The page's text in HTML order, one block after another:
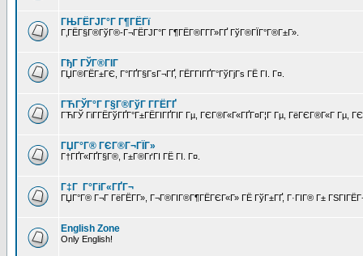
ГЊГЁГЈГ°Г Г¶ГЁГї
Г‚ГЁГ§Г®ГўГ®-Г¬ГЁГЈГ°Г Г¶ГЁГ®Г­Г­Г»ГҐ ГўГ®ГЇГ°Г®Г±Г».
ГђГ ГЎГ®ГІГ
ГЏГ®ГЁГ±ГЄ, Г°ГҐГ§ГѕГ¬ГҐ, ГЁГ­ГІГҐГ°ГўГјГѕ ГЁ ГІ. Г¤.
ГЋГЎГ°Г Г§Г®ГўГ Г­ГЁГҐ
ГЋГЎ ГіГ­ГЁГўГҐГ°Г±ГЁГІГҐГІГ Гµ, ГЄГ®Г«Г«ГҐГ¤Г¦Г Гµ, ГёГЄГ®Г«Г Гµ,
ГЏГ°Г® ГЄГ®Г¬ГЇГ»
Г†ГҐГ«ГҐГ§Г®, Г±Г®ГґГІ ГЁ ГІ. Г¤.
Г‡Г Г°ГіГ«ГҐГ¬
ГЏГ°Г® Г¬Г ГёГЁГ­Г», Г¬Г®ГІГ®Г¶ГЁГЄГ«Г» ГЁ ГўГ±ГҐ, Г·ГІГ® Г±
English Zone
Only English!